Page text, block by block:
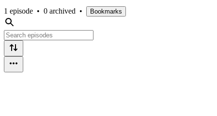
1 episode • 0 archived • Bookmarks